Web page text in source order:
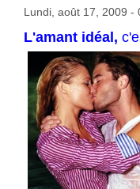
Lundi, août 17, 2009 -
L'amant idéal,